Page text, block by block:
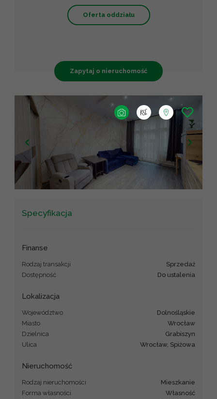
Oferta oddziału
Zapytaj o nieruchomość
+
Specyfikacja
Finanse
Rodzaj transakcji
sprzedaż
Dostępność
Do ustalenia
Lokalizacja
Województwo
dolnośląskie
Miasto
Wrocław
Dzielnica
Grabiszyn
Ulica
Wrocław, Spiżowa
Nieruchomość
Rodzaj nieruchomości
mieszkanie
Forma własności
Własność